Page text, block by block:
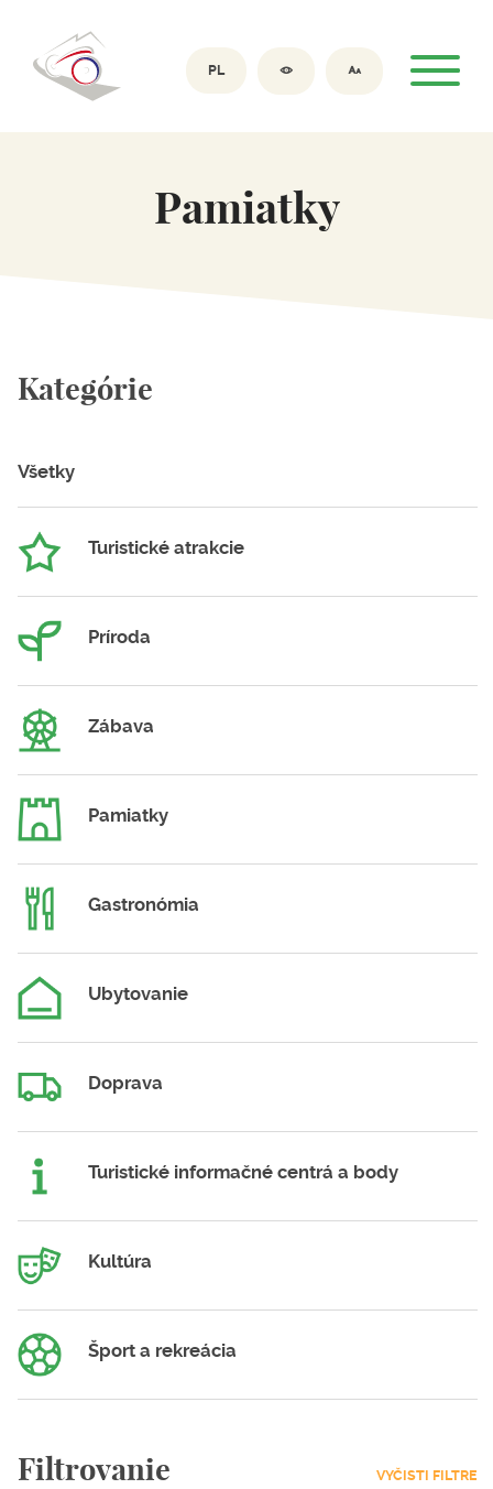
PL
Pamiatky
Kategórie
Všetky
Turistické atrakcie
Príroda
Zábava
Pamiatky
Gastronómia
Ubytovanie
Doprava
Turistické informačné centrá a body
Kultúra
Šport a rekreácia
Filtrovanie VYČISTI FILTRE